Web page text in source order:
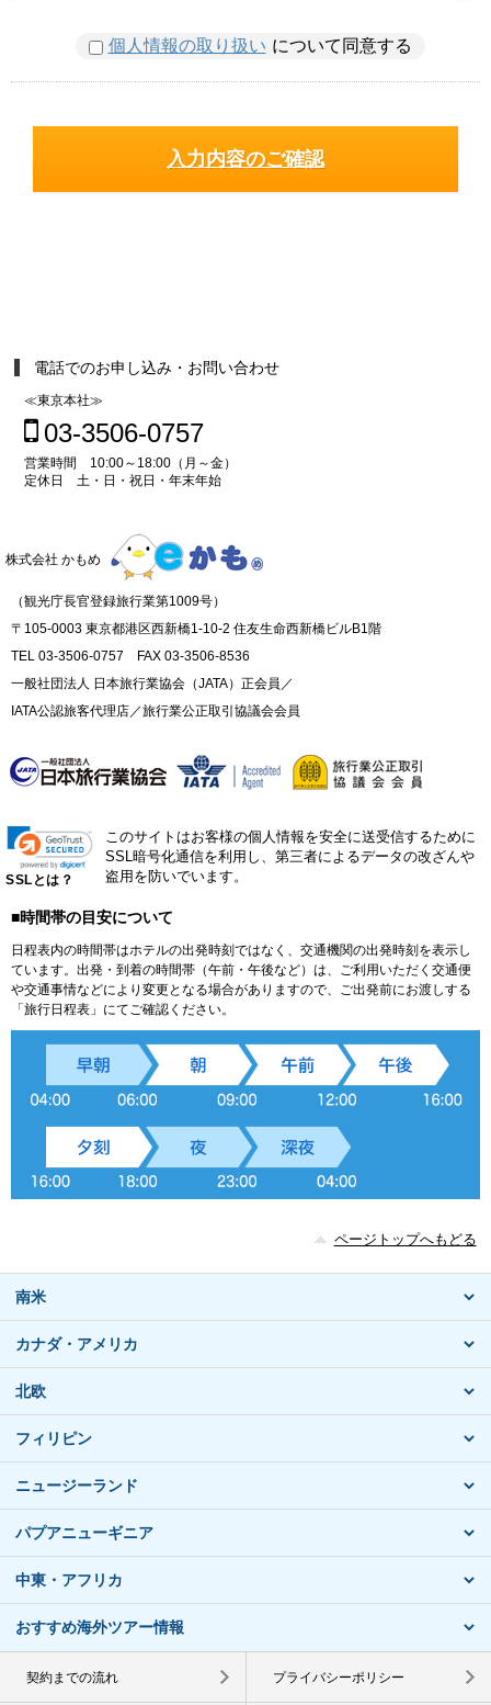
個人情報の取り扱い について同意する
電話でのお申し込み・お問い合わせ
≪東京本社≫
03-3506-0757
営業時間 10:00～18:00（月～金）
定休日 土・日・祝日・年末年始
株式会社 かもめ
（観光庁長官登録旅行業第1009号）
〒105-0003 東京都港区西新橋1-10-2 住友生命西新橋ビルB1階
TEL 03-3506-0757 FAX 03-3506-8536
一般社団法人 日本旅行業協会（JATA）正会員／
IATA公認旅客代理店／旅行業公正取引協議会会員
SSLとは？
このサイトはお客様の個人情報を安全に送受信するために
SSL暗号化通信を利用し、第三者によるデータの改ざんや
盗用を防いでいます。
■時間帯の目安について
日程表内の時間帯はホテルの出発時刻ではなく、交通機関の出発時刻を表示し
ています。出発・到着の時間帯（午前・午後など）は、ご利用いただく交通便
や交通事情などにより変更となる場合がありますので、ご出発前にお渡しする
「旅行日程表」にてご確認ください。
ページトップへもどる
南米
カナダ・アメリカ
北欧
フィリピン
ニュージーランド
パプアニューギニア
中東・アフリカ
おすすめ海外ツアー情報
契約までの流れ プライバシーポリシー